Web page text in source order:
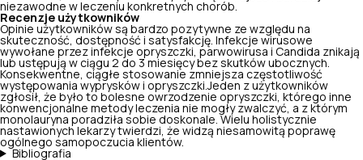
niezawodne w leczeniu konkretnych chorób.
Recenzje użytkowników
Opinie użytkowników są bardzo pozytywne ze względu na
skuteczność, dostępność i satysfakcję. Infekcje wirusowe
wywołane przez infekcje opryszczki, parwowirusa i Candida znikają
lub ustępują w ciągu 2 do 3 miesięcy bez skutków ubocznych.
Konsekwentne, ciągłe stosowanie zmniejsza częstotliwość
występowania wyprysków i opryszczki. ​Jeden z użytkowników
zgłosił, że było to bolesne owrzodzenie opryszczki, którego inne
konwencjonalne metody leczenia nie mogły zwalczyć, a z którym
monolauryna poradziła sobie doskonale. Wielu holistycznie
nastawionych lekarzy twierdzi, że widzą niesamowitą poprawę
ogólnego samopoczucia klientów.
Bibliografia